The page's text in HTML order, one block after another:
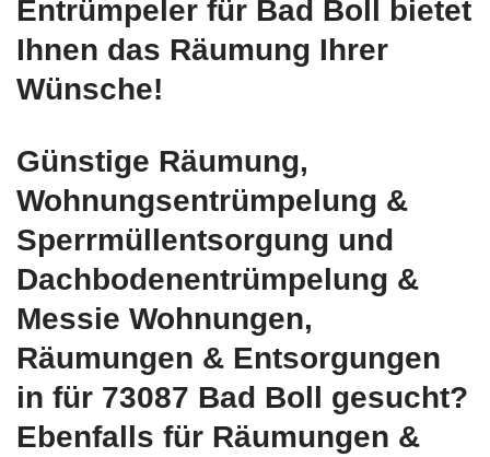
Entrümpeler für Bad Boll bietet
Ihnen das Räumung Ihrer
Wünsche!
Günstige Räumung,
Wohnungsentrümpelung &
Sperrmüllentsorgung und
Dachbodenentrümpelung &
Messie Wohnungen,
Räumungen & Entsorgungen
in für 73087 Bad Boll gesucht?
Ebenfalls für Räumungen &